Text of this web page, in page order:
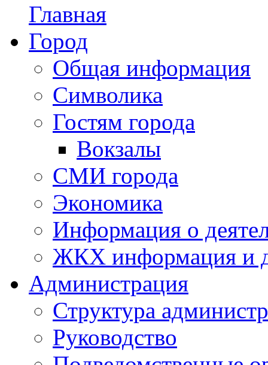
Главная
Город
Общая информация
Символика
Гостям города
Вокзалы
СМИ города
Экономика
Информация о
ЖКХ информация и
Администрация
Структура
Руководство